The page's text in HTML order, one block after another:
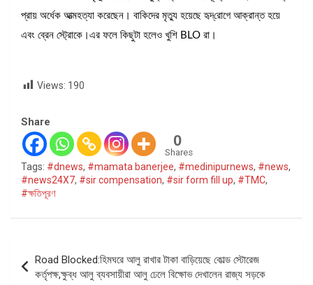
প্রায় অর্ধেক আত্মহত্যা করেছেন। বাকিদের মৃত্যু হয়েছে হৃদ্‌রোগে আক্রান্ত হয়ে
এবং ব্রেন স্ট্রোকে।এর ফলে কিছুটা হলেও খুশি BLO রা।
Views: 190
Share
0
Shares
Tags: #dnews, #mamata banerjee, #medinipurnews, #news,
#news24X7, #sir compensation, #sir form fill up, #TMC,
#ক্ষতিপূরণ
Post
navigation
Road Blocked:হিমঘরে আলু রাখার টাকা বাড়িয়েছে কোল্ড স্টোরেজ
কর্তৃপক্ষ,ক্ষুব্ধ আলু ব্যবসায়ীরা আলু ঢেলে বিক্ষোভ দেখালেন রাজ্য সড়কে